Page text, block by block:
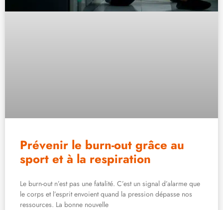
Prévenir le burn-out grâce au
sport et à la respiration
Le burn-out n’est pas une fatalité. C’est un signal d’alarme que
le corps et l’esprit envoient quand la pression dépasse nos
ressources. La bonne nouvelle